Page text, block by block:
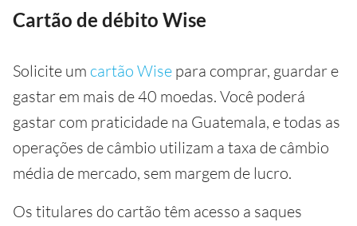
Cartão de débito Wise
Solicite um cartão Wise para comprar, guardar e
gastar em mais de 40 moedas. Você poderá
gastar com praticidade na Guatemala, e todas as
operações de câmbio utilizam a taxa de câmbio
média de mercado, sem margem de lucro.
Os titulares do cartão têm acesso a saques